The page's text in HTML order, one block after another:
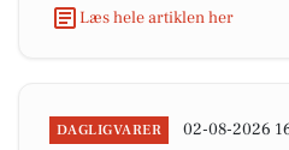
Læs hele artiklen her
DAGLIGVARER 02-08-2026